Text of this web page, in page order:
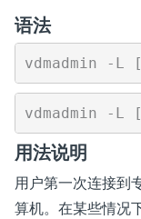
语法
用法说明
用户第一次连接到
算机。在某些情况